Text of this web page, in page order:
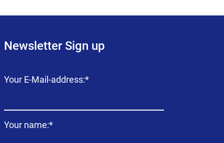
Newsletter Sign up
Campo
Your E-Mail-address:*
Campo
Your name:*